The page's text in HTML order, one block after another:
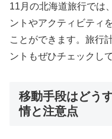
11月の北海道旅行では
ントやアクティビティ
ことができます。旅行
ントもぜひチェックし
移動手段はどう
情と注意点